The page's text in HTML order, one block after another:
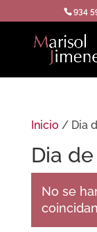
934
Inicio / Dia
Dia
No se